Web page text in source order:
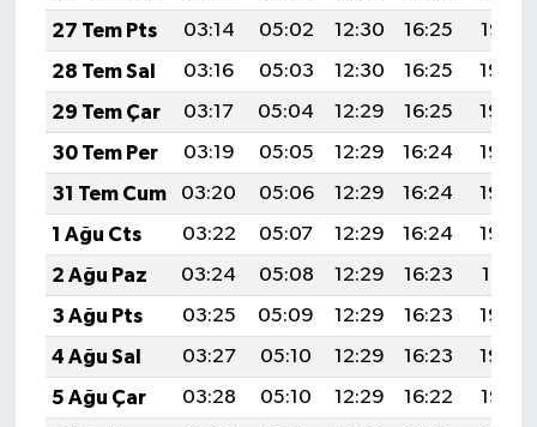
27 Tem Pts
03:14 05:02 12:30 16:25
19:47
28 Tem Sal
03:16 05:03 12:30 16:25
19:46
29 Tem Çar
03:17 05:04 12:29 16:25
19:45
30 Tem Per
03:19 05:05 12:29 16:24
19:44
31 Tem Cum
03:20 05:06 12:29 16:24
19:43
1 Ağu Cts
03:22 05:07 12:29 16:24
19:42
2 Ağu Paz
03:24 05:08 12:29 16:23
19:41
3 Ağu Pts
03:25 05:09 12:29 16:23
19:40
4 Ağu Sal
03:27 05:10 12:29 16:23
19:39
5 Ağu Çar
03:28 05:10 12:29 16:22
19:38